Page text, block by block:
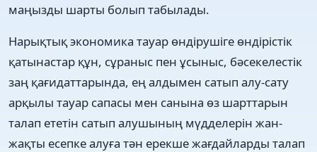
маңызды шарты болып табылады.
Нарықтық экономика тауар өндірушіге өндірістік
қатынастар құн, сұраныс пен ұсыныс, бәсекелестік
заң қағидаттарында, ең алдымен сатып алу-сату
арқылы тауар сапасы мен санына өз шарттарын
талап ететін сатып алушының мүдделерін жан-
жақты есепке алуға тән ерекше жағдайларды талап